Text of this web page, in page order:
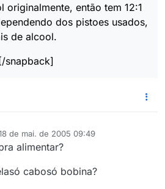
originalmente, então tem 12:1
dos pistoes usados,
de alcool.
snapback]
de mai. de 2005 09:49
alimentar?
cabosó bobina?